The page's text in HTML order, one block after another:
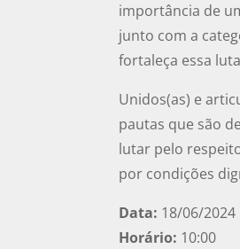
importância de
junto com a
fortaleça essa
Unidos(as) e
pautas que são
lutar pelo
por condições
Data: 18/06/
Horário: 10:00